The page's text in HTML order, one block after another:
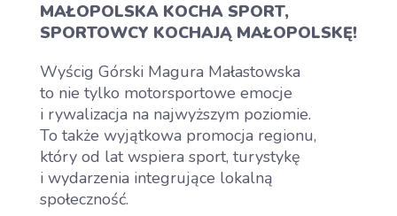
MAŁOPOLSKA KOCHA SPORT,
SPORTOWCY KOCHAJĄ MAŁOPOLSKĘ!
Wyścig Górski Magura Małastowska
to nie tylko motorsportowe emocje
i rywalizacja na najwyższym poziomie.
To także wyjątkowa promocja regionu,
który od lat wspiera sport, turystykę
i wydarzenia integrujące lokalną
społeczność.